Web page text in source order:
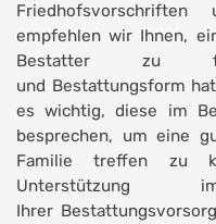
Friedhofsvorschriften
empfehlen wir Ihnen,
Bestatter zu
und Bestattungsform
es wichtig, diese im
besprechen, um eine
Familie treffen zu
Ihrer